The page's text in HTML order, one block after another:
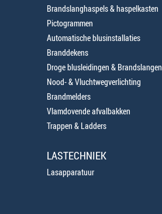
Brandslanghaspels & haspelkasten
Pictogrammen
Automatische blusinstallaties
Branddekens
Droge blusleidingen & Brandslangen
Nood- & Vluchtwegverlichting
Brandmelders
Vlamdovende afvalbakken
Trappen & Ladders
LASTECHNIEK
Lasapparatuur